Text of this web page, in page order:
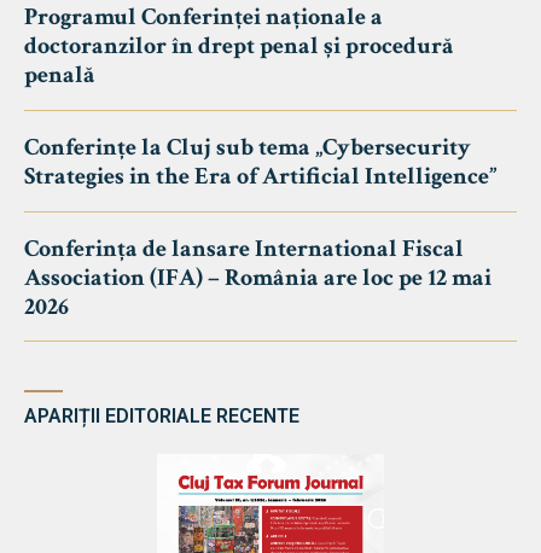
Programul Conferinței naționale a
doctoranzilor în drept penal și procedură
penală
Conferințe la Cluj sub tema „Cybersecurity
Strategies in the Era of Artificial Intelligence”
Conferința de lansare International Fiscal
Association (IFA) – România are loc pe 12 mai
2026
APARIȚII EDITORIALE RECENTE